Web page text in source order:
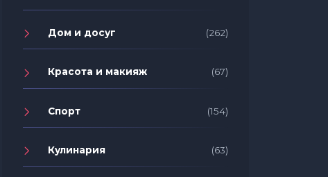
Дом и досуг (262)
Красота и макияж (67)
Спорт (154)
Кулинария (63)